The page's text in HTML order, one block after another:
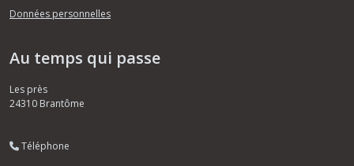
Données personnelles
Au temps qui passe
Les près
24310 Brantôme
Téléphone